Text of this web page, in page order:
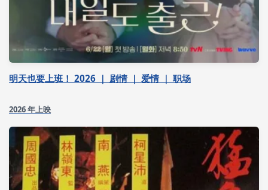
明天也要上班！ 2026 ｜ 剧情 ｜ 爱情 ｜ 职场
2026 年上映